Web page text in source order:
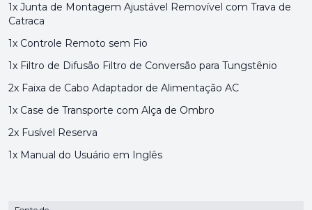
1x Junta de Montagem Ajustável Removível com Trava de
Catraca
1x Controle Remoto sem Fio
1x Filtro de Difusão Filtro de Conversão para Tungstênio
2x Faixa de Cabo Adaptador de Alimentação AC
1x Case de Transporte com Alça de Ombro
2x Fusível Reserva
1x Manual do Usuário em Inglês